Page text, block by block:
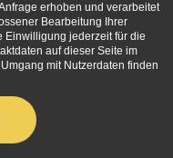
erhoben und verarbeitet
Bearbeitung Ihrer
Einwilligung jederzeit für die
auf dieser Seite im
mit Nutzerdaten finden